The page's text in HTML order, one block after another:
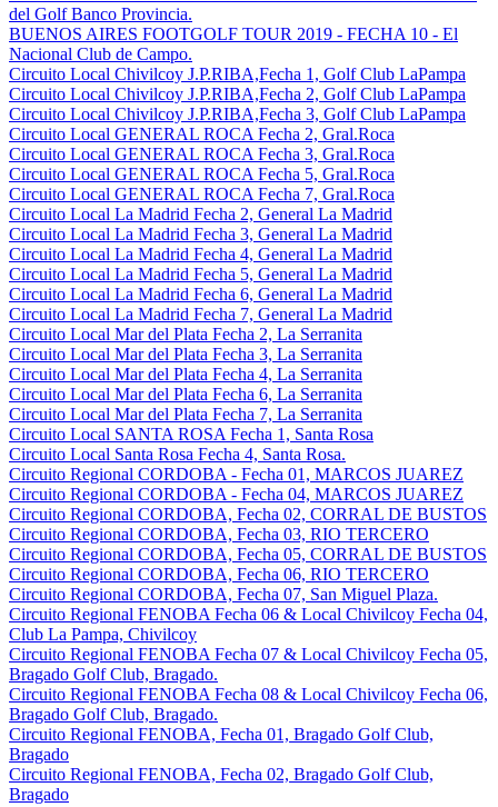
del Golf Banco Provincia.
BUENOS AIRES FOOTGOLF TOUR 2019 - FECHA 10 - El
Nacional Club de Campo.
Circuito Local Chivilcoy J.P.RIBA,Fecha 1, Golf Club LaPampa
Circuito Local Chivilcoy J.P.RIBA,Fecha 2, Golf Club LaPampa
Circuito Local Chivilcoy J.P.RIBA,Fecha 3, Golf Club LaPampa
Circuito Local GENERAL ROCA Fecha 2, Gral.Roca
Circuito Local GENERAL ROCA Fecha 3, Gral.Roca
Circuito Local GENERAL ROCA Fecha 5, Gral.Roca
Circuito Local GENERAL ROCA Fecha 7, Gral.Roca
Circuito Local La Madrid Fecha 2, General La Madrid
Circuito Local La Madrid Fecha 3, General La Madrid
Circuito Local La Madrid Fecha 4, General La Madrid
Circuito Local La Madrid Fecha 5, General La Madrid
Circuito Local La Madrid Fecha 6, General La Madrid
Circuito Local La Madrid Fecha 7, General La Madrid
Circuito Local Mar del Plata Fecha 2, La Serranita
Circuito Local Mar del Plata Fecha 3, La Serranita
Circuito Local Mar del Plata Fecha 4, La Serranita
Circuito Local Mar del Plata Fecha 6, La Serranita
Circuito Local Mar del Plata Fecha 7, La Serranita
Circuito Local SANTA ROSA Fecha 1, Santa Rosa
Circuito Local Santa Rosa Fecha 4, Santa Rosa.
Circuito Regional CORDOBA - Fecha 01, MARCOS JUAREZ
Circuito Regional CORDOBA - Fecha 04, MARCOS JUAREZ
Circuito Regional CORDOBA, Fecha 02, CORRAL DE BUSTOS
Circuito Regional CORDOBA, Fecha 03, RIO TERCERO
Circuito Regional CORDOBA, Fecha 05, CORRAL DE BUSTOS
Circuito Regional CORDOBA, Fecha 06, RIO TERCERO
Circuito Regional CORDOBA, Fecha 07, San Miguel Plaza.
Circuito Regional FENOBA Fecha 06 & Local Chivilcoy Fecha 04,
Club La Pampa, Chivilcoy
Circuito Regional FENOBA Fecha 07 & Local Chivilcoy Fecha 05,
Bragado Golf Club, Bragado.
Circuito Regional FENOBA Fecha 08 & Local Chivilcoy Fecha 06,
Bragado Golf Club, Bragado.
Circuito Regional FENOBA, Fecha 01, Bragado Golf Club,
Bragado
Circuito Regional FENOBA, Fecha 02, Bragado Golf Club,
Bragado